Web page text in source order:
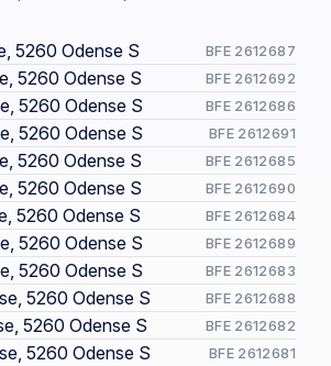
5260 Odense S BFE 2612687
5260 Odense S BFE 2612692
5260 Odense S BFE 2612686
5260 Odense S BFE 2612691
5260 Odense S BFE 2612685
5260 Odense S BFE 2612690
5260 Odense S BFE 2612684
5260 Odense S BFE 2612689
5260 Odense S BFE 2612683
5260 Odense S BFE 2612688
5260 Odense S BFE 2612682
5260 Odense S BFE 2612681